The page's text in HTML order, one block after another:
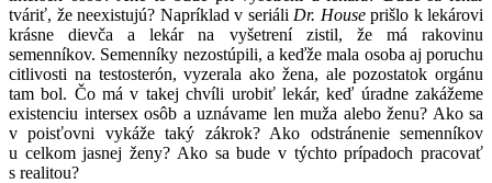
tváriť, že neexistujú? Napríklad v seriáli Dr. Houseprišlo k lekárovi
krásne dievča a lekár na vyšetrení zistil, že má rakovinu
semenníkov. Semenníky nezostúpili, a keďže mala osoba aj poruchu
citlivosti na testosterón, vyzerala ako žena, ale pozostatok orgánu
tam bol. Čo má v takej chvíli urobiť lekár, keď úradne zakážeme
existenciu intersex osôb a uznávame len muža alebo ženu? Ako sa
v poisťovni vykáže taký zákrok? Ako odstránenie semenníkov
u celkom jasnej ženy? Ako sa bude v týchto prípadoch pracovať
s realitou?